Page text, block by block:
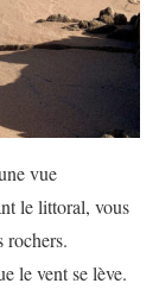
vue
le littoral, vous
rochers.
le vent se lève.